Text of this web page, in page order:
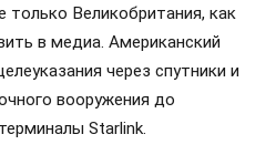
Великобритания, как
в медиа. Американский
через спутники и
вооружения до
Starlink.